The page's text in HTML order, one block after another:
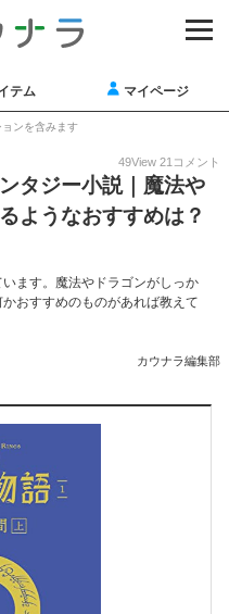
テム マイページ
ンを含みます
49View 21 コメント
タジー小説｜魔法や
ようなおすすめは？
ます。魔法やドラゴンがしっか
おすすめのものがあれば教えて
カウナラ編集部